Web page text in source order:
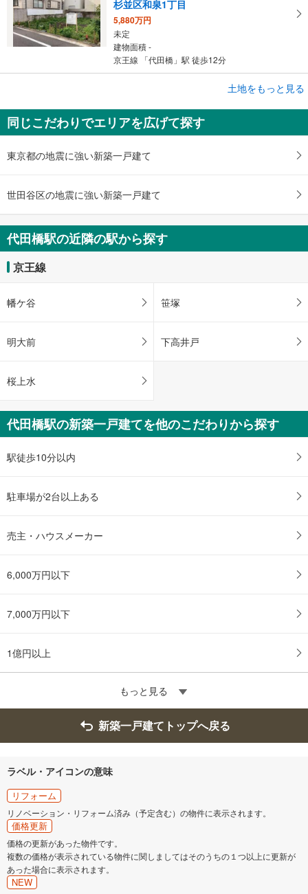
杉並区和泉1丁目
5,880万円
未定
建物面積 -
京王線 「代田橋」駅 徒歩12分
杉並区方南1丁目
8,980万円
未定
建物面積 -
土地をもっと見る
同じこだわりでエリアを広げて探す
東京都の地震に強い新築一戸建て
世田谷区の地震に強い新築一戸建て
代田橋駅の近隣の駅から探す
京王線
幡ケ谷 笹塚
明大前 下高井戸
桜上水
代田橋駅の新築一戸建てを他のこだわりから探す
駅徒歩10分以内
駐車場が2台以上ある
売主・ハウスメーカー
6,000万円以下
7,000万円以下
1億円以上
もっと見る
新築一戸建てトップへ戻る
ラベル・アイコンの意味
リフォーム
リノベーション・リフォーム済み（予定含む）の物件に表示されます。
価格更新
価格の更新があった物件です。
複数の価格が表示されている物件に関しましてはそのうちの１つ以上に更新が
あった場合に表示されます。
NEW